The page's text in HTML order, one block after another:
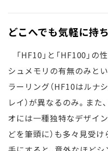
どこへでも気軽に持
「HF10」と「HF100」の
シュメモリの有無のみと
ラーリング（HF10はルナ
レイ）が異なるのみ。ま
オには一種独特なデザイ
どを筆頭に）も多々見受け